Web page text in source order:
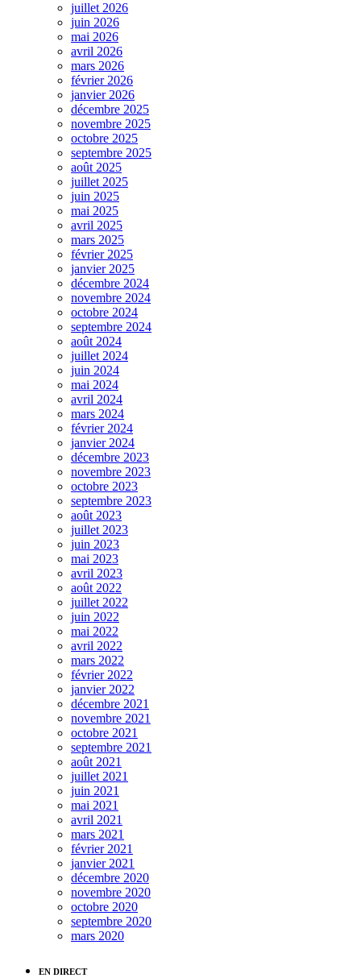
juillet 2026
juin 2026
mai 2026
avril 2026
mars 2026
février 2026
janvier 2026
décembre 2025
novembre 2025
octobre 2025
septembre 2025
août 2025
juillet 2025
juin 2025
mai 2025
avril 2025
mars 2025
février 2025
janvier 2025
décembre 2024
novembre 2024
octobre 2024
septembre 2024
août 2024
juillet 2024
juin 2024
mai 2024
avril 2024
mars 2024
février 2024
janvier 2024
décembre 2023
novembre 2023
octobre 2023
septembre 2023
août 2023
juillet 2023
juin 2023
mai 2023
avril 2023
août 2022
juillet 2022
juin 2022
mai 2022
avril 2022
mars 2022
février 2022
janvier 2022
décembre 2021
novembre 2021
octobre 2021
septembre 2021
août 2021
juillet 2021
juin 2021
mai 2021
avril 2021
mars 2021
février 2021
janvier 2021
décembre 2020
novembre 2020
octobre 2020
septembre 2020
mars 2020
EN DIRECT